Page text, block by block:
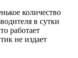
количество
в сутки
работает
не издает